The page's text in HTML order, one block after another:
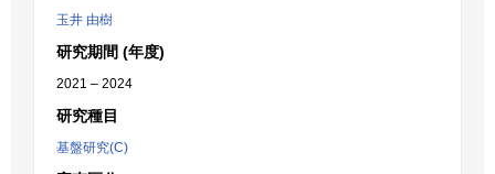
玉井 由樹
研究期間 (年度)
2021 – 2024
研究種目
基盤研究(C)